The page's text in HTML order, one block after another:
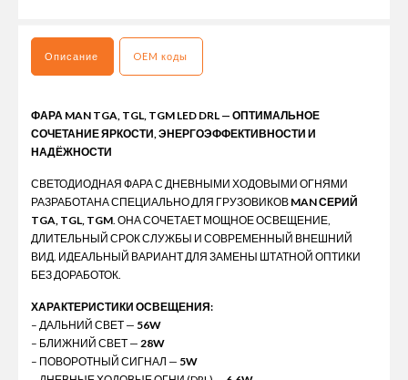
Описание OEM коды
ФАРА MAN TGA, TGL, TGM LED DRL — ОПТИМАЛЬНОЕ
СОЧЕТАНИЕ ЯРКОСТИ, ЭНЕРГОЭФФЕКТИВНОСТИ И
НАДЁЖНОСТИ
СВЕТОДИОДНАЯ ФАРА С ДНЕВНЫМИ ХОДОВЫМИ ОГНЯМИ
РАЗРАБОТАНА СПЕЦИАЛЬНО ДЛЯ ГРУЗОВИКОВ MAN СЕРИЙ
TGA, TGL, TGM . ОНА СОЧЕТАЕТ МОЩНОЕ ОСВЕЩЕНИЕ,
ДЛИТЕЛЬНЫЙ СРОК СЛУЖБЫ И СОВРЕМЕННЫЙ ВНЕШНИЙ
ВИД. ИДЕАЛЬНЫЙ ВАРИАНТ ДЛЯ ЗАМЕНЫ ШТАТНОЙ ОПТИКИ
БЕЗ ДОРАБОТОК.
ХАРАКТЕРИСТИКИ ОСВЕЩЕНИЯ:
– ДАЛЬНИЙ СВЕТ — 56W
– БЛИЖНИЙ СВЕТ — 28W
– ПОВОРОТНЫЙ СИГНАЛ — 5W